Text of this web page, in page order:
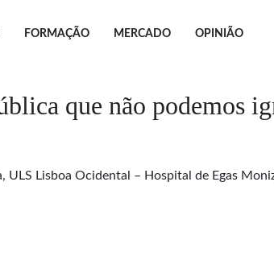
FORMAÇÃO MERCADO OPINIÃO
que não podemos
Lisboa Ocidental – Hospital de Egas